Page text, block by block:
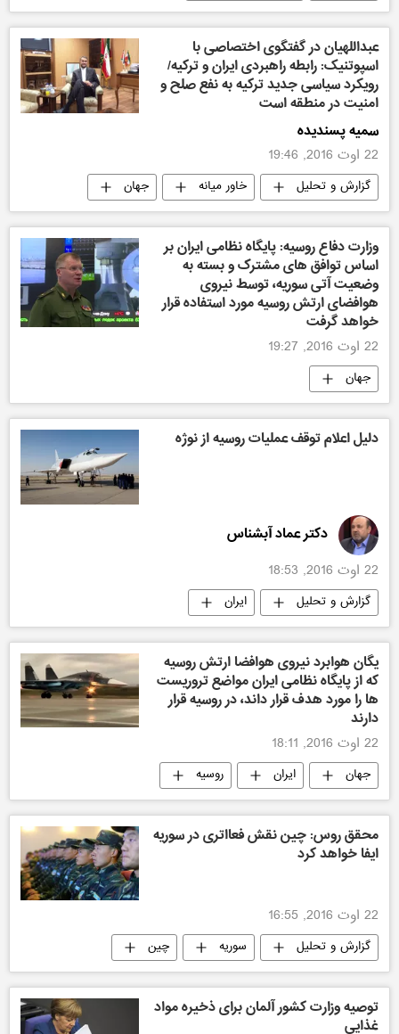
بازی های المپیک تابستانی ریو-2016
عبداللهیان در گفتگوی اختصاصی با
اسپوتنیک: رابطه راهبردی ایران و ترکیه/
رویکرد سیاسی جدید ترکیه به نفع صلح و
امنیت در منطقه است
سمیه پسندیده
22 اوت 2016, 19:46
گزارش و تحلیل خاور میانه
جهان
ایران
ایران
وزارت دفاع روسیه: پایگاه نظامی ایران بر
اساس توافق های مشترک و بسته به
وضعیت آتی سوریه، توسط نیروی
هوافضای ارتش روسیه مورد استفاده قرار
خواهد گرفت
22 اوت 2016, 19:27
جهان
دلیل اعلام توقف عملیات روسیه از نوژه
دکتر عماد آبشناس
22 اوت 2016, 18:53
گزارش و تحلیل ایران
یگان هوابرد نیروی هوافضا ارتش روسیه
که از پایگاه نظامی ایران مواضع تروریست
ها را مورد هدف قرار داند، در روسیه قرار
دارند
22 اوت 2016, 18:11
جهان ایران روسیه
محقق روس: چین نقش فعااتری در سوریه
ایفا خواهد کرد
22 اوت 2016, 16:55
گزارش و تحلیل سوریه چین
توصیه وزارت کشور آلمان برای ذخیره مواد
غذایی